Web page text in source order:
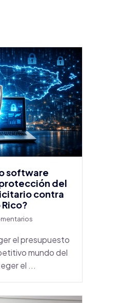
software
del
contra
el presupuesto
mundo del
el ...